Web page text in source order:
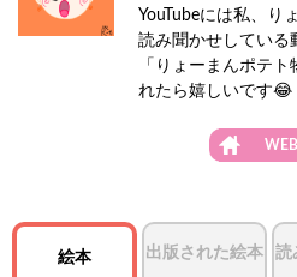
YouTubeには私、り
読み聞かせしている
「りょーまんポテ
れたら嬉しいです😂
WEB
絵本 出版された絵本 読